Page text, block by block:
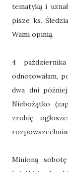
tematyką i
pisze ks.
Wami opinią.
4
odnotowałam,
dwa dni
Niebożątko
zrobię
Minioną